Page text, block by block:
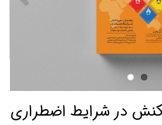
در شرایط اضطراری